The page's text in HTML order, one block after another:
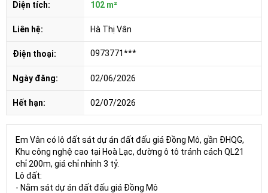
Diện tích: 102 m²
Liên hệ: Hà Thị Vân
Điện thoại: 0973771***
Ngày đăng: 02/06/2026
Hết hạn: 02/07/2026
Em Vân có lô đất sát dự án đất đấu giá Đồng Mô, gần ĐHQG,
Khu công nghệ cao tại Hoà Lạc, đường ô tô tránh cách QL21
chỉ 200m, giá chỉ nhỉnh 3 tỷ.
Lô đất:
- Nằm sát dự án đất đấu giá Đồng Mô